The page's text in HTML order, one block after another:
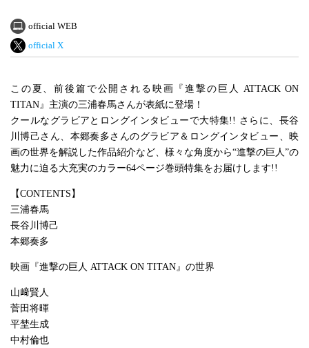
official WEB
official X
この夏、前後篇で公開される映画『進撃の巨人 ATTACK ON
TITAN』主演の三浦春馬さんが表紙に登場！
クールなグラビアとロングインタビューで大特集!! さらに、長谷
川博己さん、本郷奏多さんのグラビア＆ロングインタビュー、映
画の世界を解説した作品紹介など、様々な角度から“進撃の巨人”の
魅力に迫る大充実のカラー64ページ巻頭特集をお届けします!!
【CONTENTS】
三浦春馬
長谷川博己
本郷奏多
映画『進撃の巨人 ATTACK ON TITAN』の世界
山﨑賢人
菅田将暉
平埜生成
中村倫也